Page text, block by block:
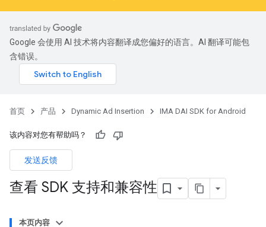
Google 会使用 AI 技术将内容翻译成您偏好的语言。AI 翻译可能包
含错误。
首页 产品 Dynamic Ad Insertion IMA DAI SDK for Android
该内容对您有帮助吗？
发送反馈
查看 SDK 支持和兼容性
本页内容